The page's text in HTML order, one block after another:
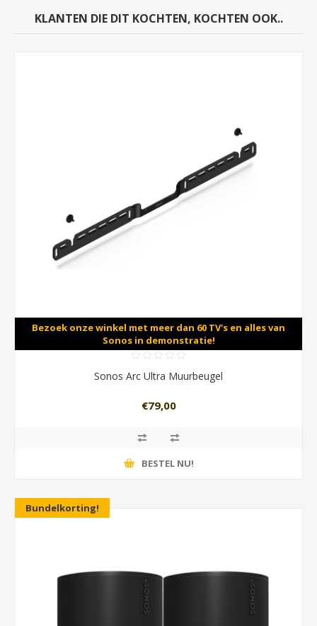
KLANTEN DIE DIT KOCHTEN, KOCHTEN OOK..
Bezoek onze winkel met meer dan 60 TV's en alles van
Sonos in demonstratie!
Sonos Arc Ultra Muurbeugel
€79,00
BESTEL NU!
Bundelkorting!